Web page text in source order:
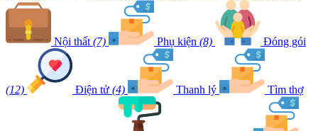
Nội thất (7) Phụ kiện (8) Đóng gói
(12) Điện tử (4) Thanh lý Tìm thợ